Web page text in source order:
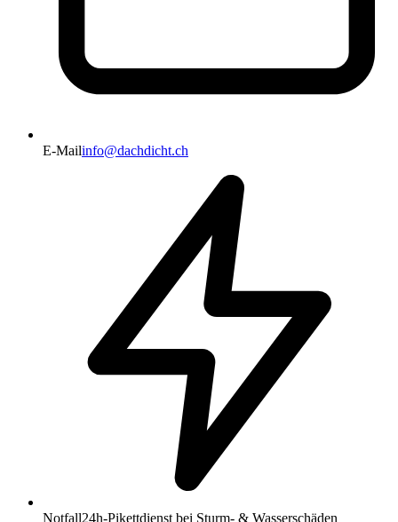
E-Mailinfo@dachdicht.ch
Notfall24h-Pikettdienst bei Sturm- & Wasserschäden